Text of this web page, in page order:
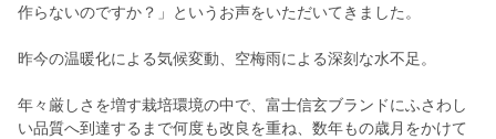
作らないのですか？」というお声をいただいてきました。
昨今の温暖化による気候変動、空梅雨による深刻な水不足。
年々厳しさを増す栽培環境の中で、富士信玄ブランドにふさわし
い品質へ到達するまで何度も改良を重ね、数年もの歳月をかけて